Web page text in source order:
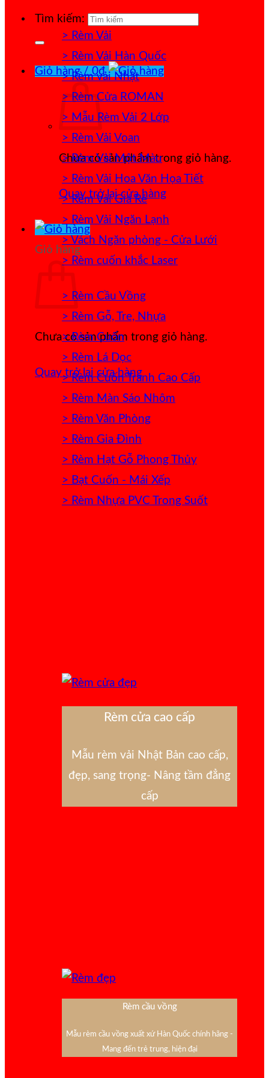
Tìm kiếm:
Giỏ hàng /0₫
Chưa có sản phẩm trong giỏ hàng.
Quay trở lại cửa hàng
Giỏ hàng
Chưa có sản phẩm trong giỏ hàng.
Quay trở lại cửa hàng
> Rèm Vải
> Rèm Vải Hàn Quốc
> Rèm vải Nhật
> Rèm Cửa ROMAN
> Mẫu Rèm Vải 2 Lớp
> Rèm Vải Voan
> Rèm Vải Một Màu
> Rèm Vải Hoa Văn Họa Tiết
> Rèm Vải Giá Rẻ
> Rèm Vải Ngăn Lạnh
> Vách Ngăn phòng - Cửa Lưới
> Rèm cuốn khắc Laser
> Rèm Cầu Vồng
> Rèm Gỗ, Tre, Nhựa
> Rèm Cuốn
> Rèm Lá Dọc
> Rèm Cuốn Tranh Cao Cấp
> Rèm Màn Sáo Nhôm
> Rèm Văn Phòng
> Rèm Gia Đình
> Rèm Hạt Gỗ Phong Thủy
> Bạt Cuốn - Mái Xếp
> Rèm Nhựa PVC Trong Suốt
Rèm cửa cao cấp
Mẫu rèm vải Nhật Bản cao cấp,
đẹp, sang trọng- Nâng tầm đẳng
cấp
Rèm cầu vồng
Mẫu rèm cầu vồng xuất xứ Hàn Quốc chính hãng -
Mang đến trẻ trung, hiện đại